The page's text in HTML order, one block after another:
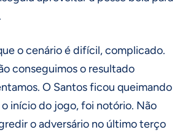
o cenário é difícil, complicado.
conseguimos o resultado
O Santos ficou queimando
início do jogo, foi notório. Não
o adversário no último terço